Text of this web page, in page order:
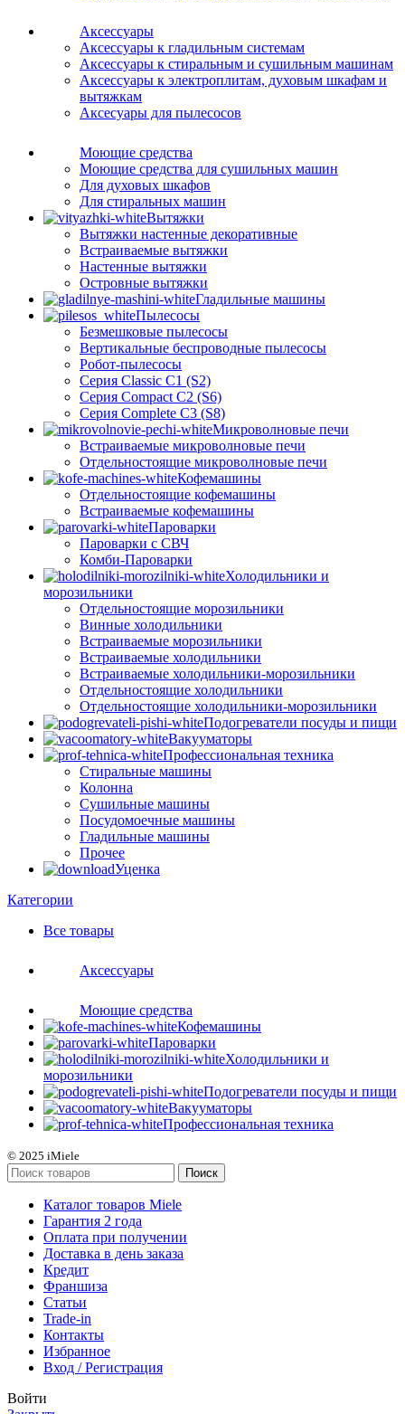
Аксессуары
Аксессуары к гладильным системам
Аксессуары к стиральным и сушильным машинам
Аксессуары к электроплитам, духовым шкафам и
вытяжкам
Аксесуары для пылесосов
Моющие средства
Моющие средства для сушильных машин
Для духовых шкафов
Для стиральных машин
Вытяжки
Вытяжки настенные декоративные
Встраиваемые вытяжки
Настенные вытяжки
Островные вытяжки
Гладильные машины
Пылесосы
Безмешковые пылесосы
Вертикальные беспроводные пылесосы
Робот-пылесосы
Серия Classic C1 (S2)
Серия Compact C2 (S6)
Серия Complete C3 (S8)
Микроволновые печи
Встраиваемые микроволновые печи
Отдельностоящие микроволновые печи
Кофемашины
Отдельностоящие кофемашины
Встраиваемые кофемашины
Пароварки
Пароварки с СВЧ
Комби-Пароварки
Холодильники и
морозильники
Отдельностоящие морозильники
Винные холодильники
Встраиваемые морозильники
Встраиваемые холодильники
Встраиваемые холодильники-морозильники
Отдельностоящие холодильники
Отдельностоящие холодильники-морозильники
Подогреватели посуды и пищи
Вакууматоры
Профессиональная техника
Стиральные машины
Колонна
Сушильные машины
Посудомоечные машины
Гладильные машины
Прочее
Уценка
Категории
Все товары
Аксессуары
Моющие средства
Кофемашины
Пароварки
Холодильники и
морозильники
Подогреватели посуды и пищи
Вакууматоры
Профессиональная техника
© 2025 iMiele
Поиск
Каталог товаров Miele
Гарантия 2 года
Оплата при получении
Доставка в день заказа
Кредит
Франшиза
Статьи
Trade-in
Контакты
Избранное
Вход / Регистрация
Войти